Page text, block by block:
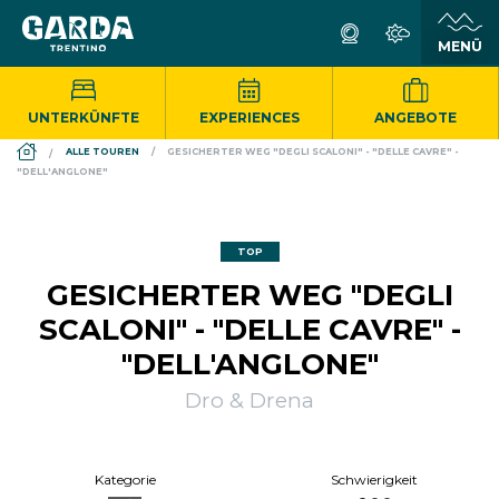
UNTERKÜNFTE EXPERIENCES ANGEBOTE
DS_BREADCRUMB.HOME
ALLE TOUREN
GESICHERTER WEG "DEGLI SCALONI" - "DELLE CAVRE" -
"DELL'ANGLONE"
TOP
GESICHERTER WEG "DEGLI
SCALONI" - "DELLE CAVRE" -
"DELL'ANGLONE"
Dro & Drena
Kategorie Schwierigkeit